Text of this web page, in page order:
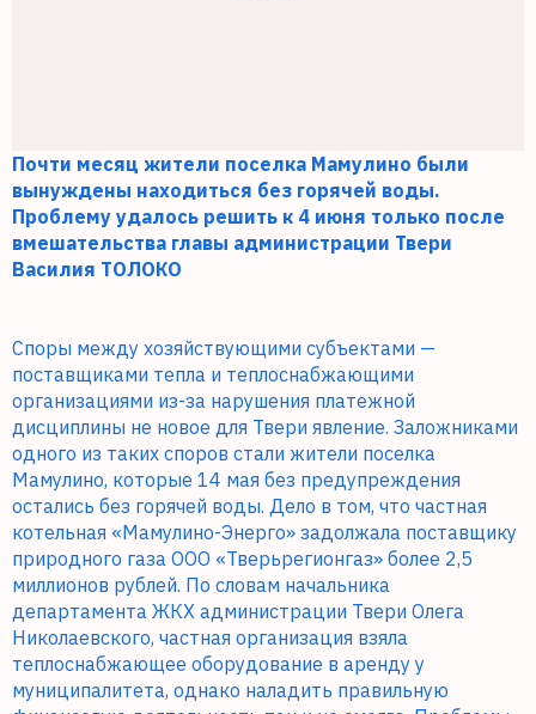
Почти месяц жители поселка Мамулино были
вынуждены находиться без горячей воды.
Проблему удалось решить к 4 июня только после
вмешательства главы администрации Твери
Василия ТОЛОКО
Споры между хозяйствующими субъектами —
поставщиками тепла и теплоснабжающими
организациями из-за нарушения платежной
дисциплины не новое для Твери явление. Заложниками
одного из таких споров стали жители поселка
Мамулино, которые 14 мая без предупреждения
остались без горячей воды. Дело в том, что частная
котельная «Мамулино-Энерго» задолжала поставщику
природного газа ООО «Тверьрегионгаз» более 2,5
миллионов рублей. По словам начальника
департамента ЖКХ администрации Твери Олега
Николаевского, частная организация взяла
теплоснабжающее оборудование в аренду у
муниципалитета, однако наладить правильную